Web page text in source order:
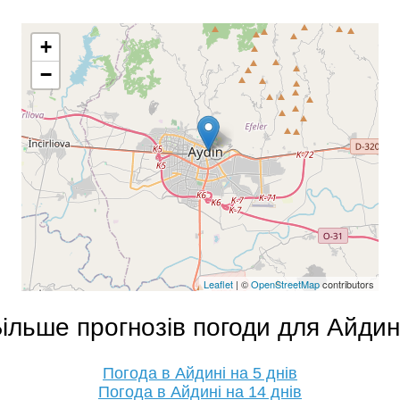
+
−
Leaflet | ©OpenStreetMapcontributors
прогнозів погоди для
Погода в Айдині на 5 днів
Погода в Айдині на 14 днів